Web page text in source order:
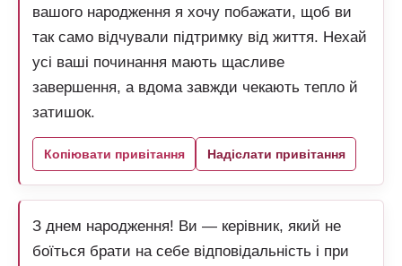
вашого народження я хочу побажати, щоб ви
так само відчували підтримку від життя. Нехай
усі ваші починання мають щасливе
завершення, а вдома завжди чекають тепло й
затишок.
Копіювати привітання Надіслати привітання
З днем народження! Ви — керівник, який не
боїться брати на себе відповідальність і при